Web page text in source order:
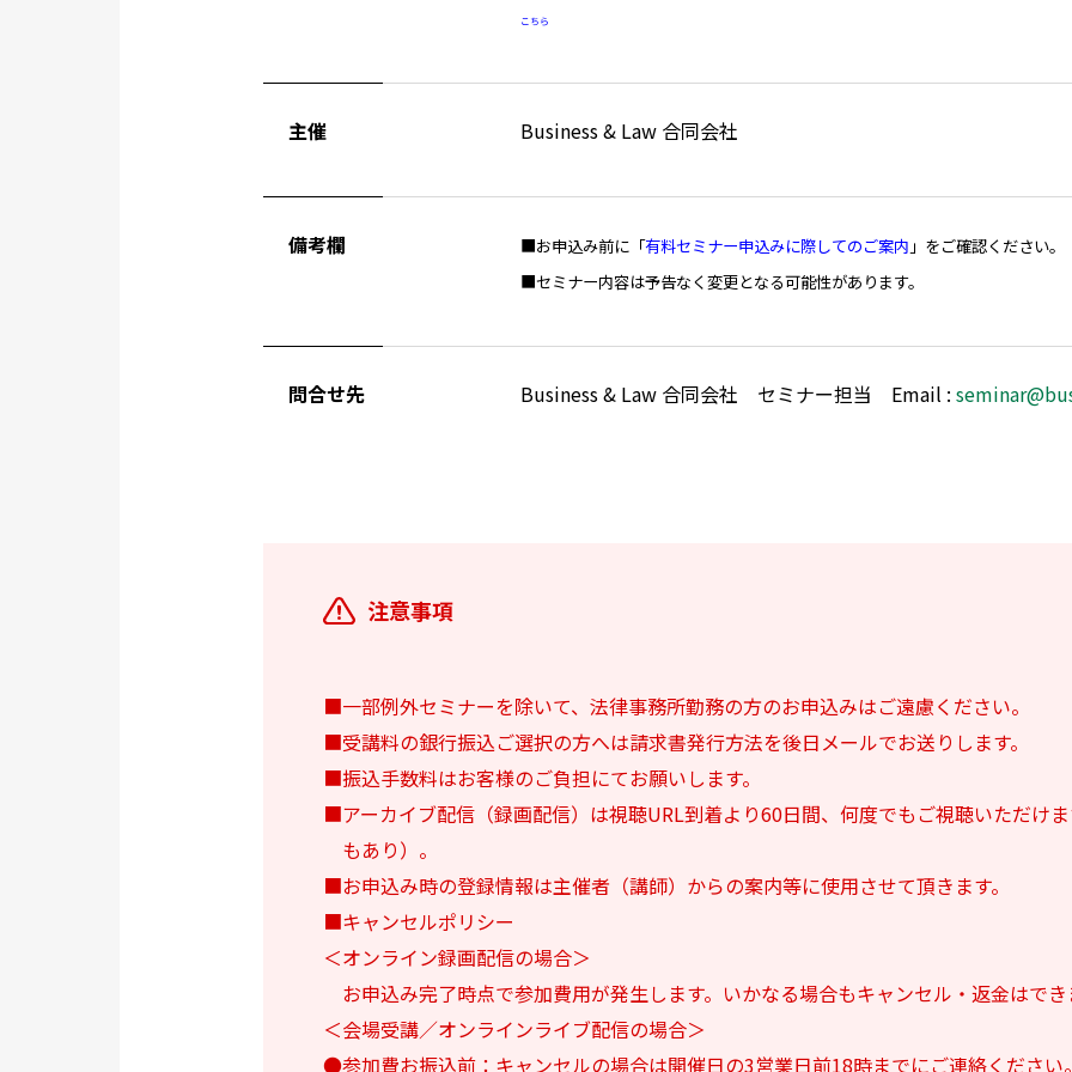
こちら
主催 Business & Law 合同会社
備考欄 ■お申込み前に「有料セミナー申込みに際してのご案内 」をご確認ください。
■セミナー内容は予告なく変更となる可能性があります。
問合せ先 Business & Law 合同会社 セミナー担当 Email :
注意事項
■一部例外セミナーを除いて、法律事務所勤務の方のお申込みはご遠慮ください。
■受講料の銀行振込ご選択の方へは請求書発行方法を後日メールでお送りします。
■振込手数料はお客様のご負担にてお願いします。
■アーカイブ配信（録画配信）は視聴URL到着より60日間、何度でもご視聴いただけ
もあり）。
■お申込み時の登録情報は主催者（講師）からの案内等に使用させて頂きます。
■キャンセルポリシー
＜オンライン録画配信の場合＞
お申込み完了時点で参加費用が発生します。いかなる場合もキャンセル・返金はでき
＜会場受講／オンラインライブ配信の場合＞
●参加費お振込前：キャンセルの場合は開催日の3営業日前18時までにご連絡ください